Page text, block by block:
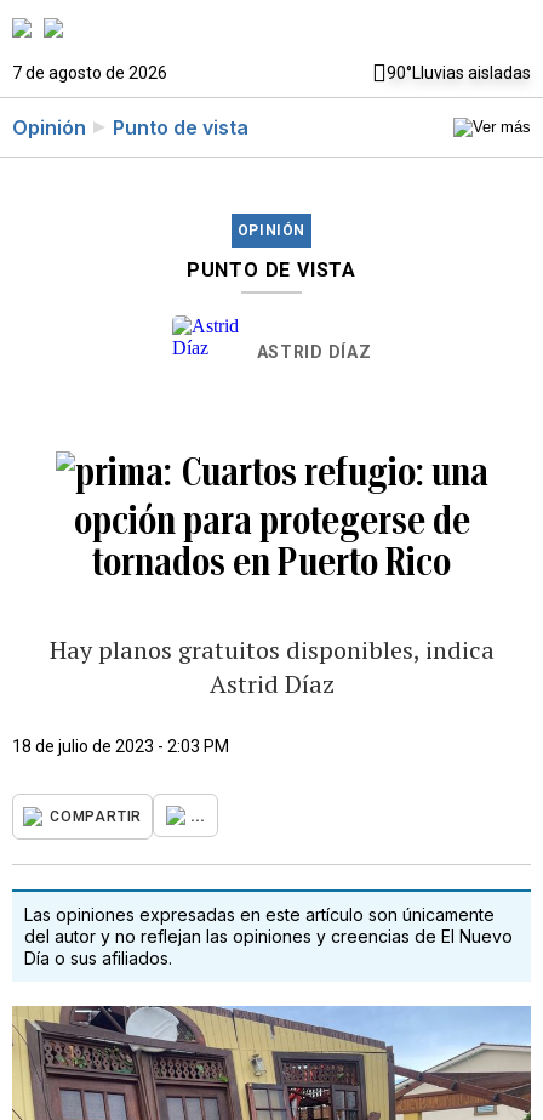
7 de agosto de 2026 90°Lluvias aisladas
Opinión Punto de vista
OPINIÓN
PUNTO DE VISTA
ASTRID DÍAZ
Cuartos refugio: una
opción para protegerse de
tornados en Puerto Rico
Hay planos gratuitos disponibles, indica
Astrid Díaz
18 de julio de 2023 - 2:03 PM
COMPARTIR ...
Las opiniones expresadas en este artículo son únicamente
del autor y no reflejan las opiniones y creencias de El Nuevo
Día o sus afiliados.